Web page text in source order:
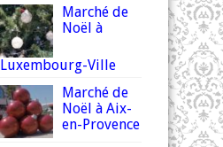
Marché de
Noël à
Luxembourg-Ville
Marché de
Noël à Aix-
en-Provence